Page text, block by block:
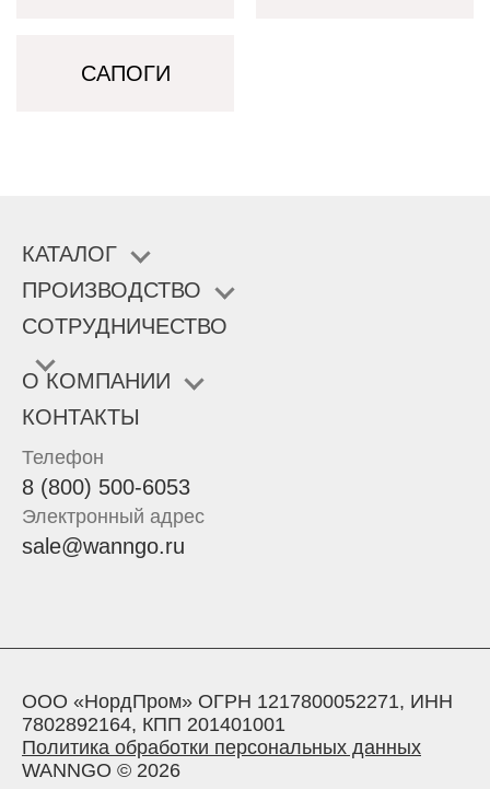
САПОГИ
КАТАЛОГ
ПРОИЗВОДСТВО
СОТРУДНИЧЕСТВО
О КОМПАНИИ
КОНТАКТЫ
Телефон
8 (800) 500-6053
Электронный адрес
sale@wanngo.ru
ООО «НордПром» ОГРН 1217800052271, ИНН
7802892164, КПП 201401001
Политика обработки персональных данных
WANNGO © 2026